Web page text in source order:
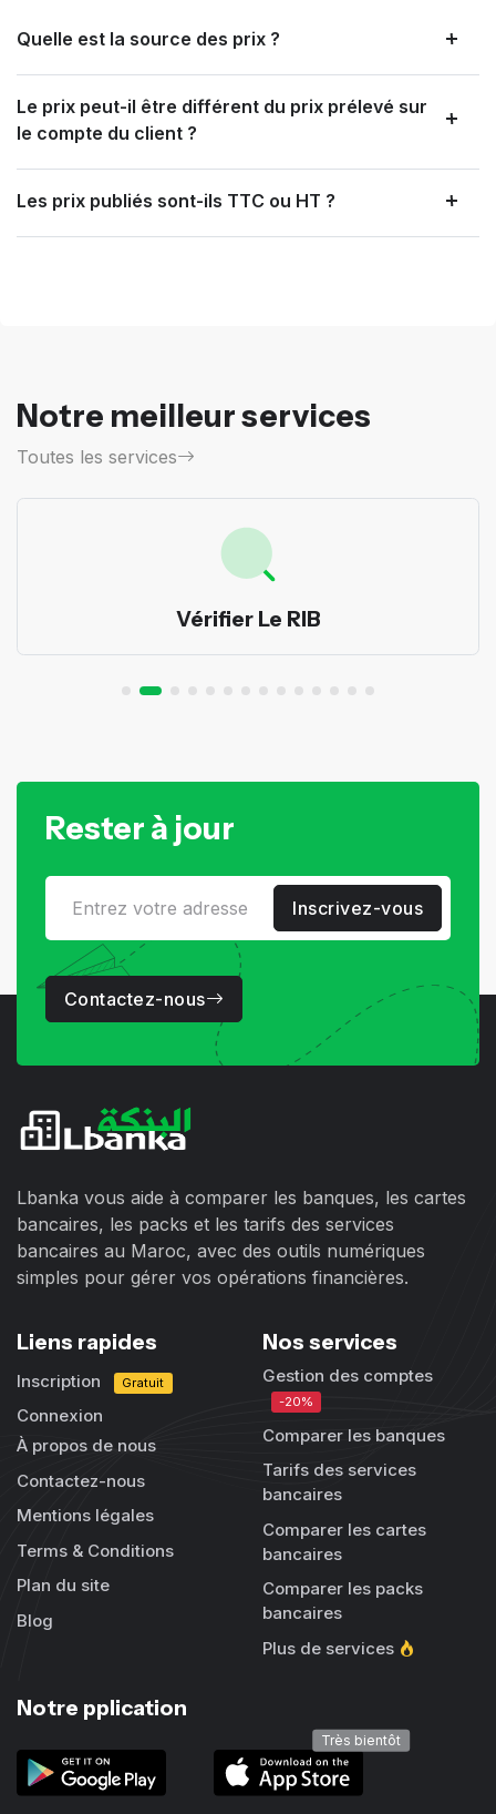
Quelle est la source des prix ?
Le prix peut-il être différent du prix prélevé sur
le compte du client ?
Les prix publiés sont-ils TTC ou HT ?
Notre meilleur services
Toutes les services
Vérifier Le RIB
Rester à jour
Inscrivez-vous
Contactez-nous
Lbanka vous aide à comparer les banques, les cartes
bancaires, les packs et les tarifs des services
bancaires au Maroc, avec des outils numériques
simples pour gérer vos opérations financières.
Liens rapides
Inscription Gratuit
Connexion
À propos de nous
Contactez-nous
Mentions légales
Terms & Conditions
Plan du site
Blog
Nos services
Gestion des comptes
-20%
Comparer les banques
Tarifs des services
bancaires
Comparer les cartes
bancaires
Comparer les packs
bancaires
Plus de services
Notre pplication
Très bientôt